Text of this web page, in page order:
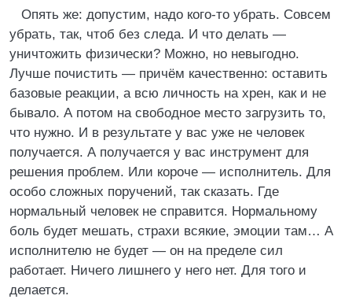
Опять же: допустим, надо кого-то убрать. Совсем
убрать, так, чтоб без следа. И что делать —
уничтожить физически? Можно, но невыгодно.
Лучше почистить — причём качественно: оставить
базовые реакции, а всю личность на хрен, как и не
бывало. А потом на свободное место загрузить то,
что нужно. И в результате у вас уже не человек
получается. А получается у вас инструмент для
решения проблем. Или короче — исполнитель. Для
особо сложных поручений, так сказать. Где
нормальный человек не справится. Нормальному
боль будет мешать, страхи всякие, эмоции там… А
исполнителю не будет — он на пределе сил
работает. Ничего лишнего у него нет. Для того и
делается.